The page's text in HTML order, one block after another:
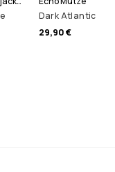
Dark Atlantic
29,90 €